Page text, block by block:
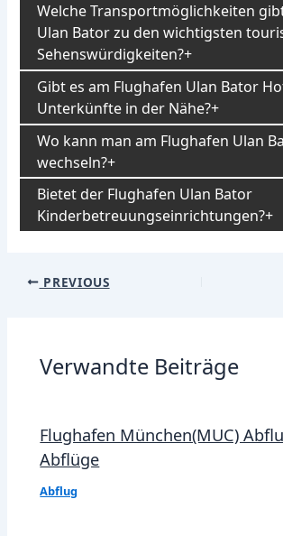
Welche Transportmöglichkeiten
Ulan Bator zu den wichtigsten
Sehenswürdigkeiten?
Gibt es am Flughafen Ulan Bator
Unterkünfte in der Nähe?
Wo kann man am Flughafen Ulan
wechseln?
Bietet der Flughafen Ulan Bator
Kinderbetreuungseinrichtungen?
Post
PREVIOUS
Verwandte Beiträge
Flughafen München(MUC)
Abflüge
Abflug